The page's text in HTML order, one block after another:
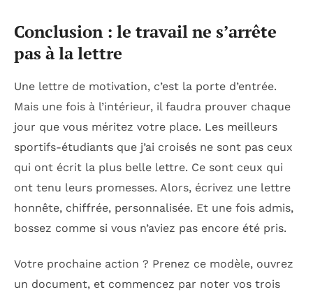
Conclusion : le travail ne s’arrête
pas à la lettre
Une lettre de motivation, c’est la porte d’entrée.
Mais une fois à l’intérieur, il faudra prouver chaque
jour que vous méritez votre place. Les meilleurs
sportifs-étudiants que j’ai croisés ne sont pas ceux
qui ont écrit la plus belle lettre. Ce sont ceux qui
ont tenu leurs promesses. Alors, écrivez une lettre
honnête, chiffrée, personnalisée. Et une fois admis,
bossez comme si vous n’aviez pas encore été pris.
Votre prochaine action ? Prenez ce modèle, ouvrez
un document, et commencez par noter vos trois